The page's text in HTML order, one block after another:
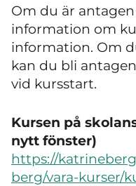
Om du är
information om
information. Om
kan du bli
vid kursstart.
Kursen på
nytt fönster)
https://
berg/vara-kurser/